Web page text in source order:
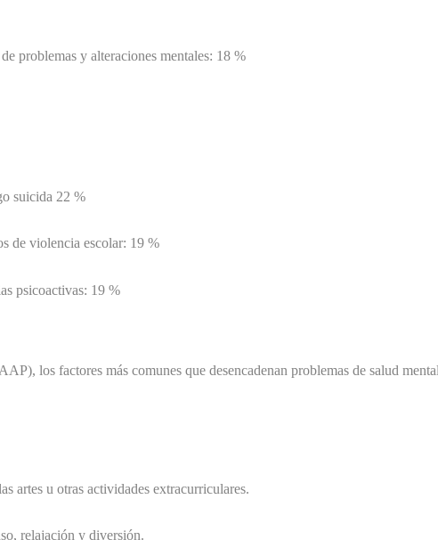
problemas y alteraciones mentales: 18 %
suicida 22 %
de violencia escolar: 19 %
psicoactivas: 19 %
los factores más comunes que desencadenan problemas de salud
artes u otras actividades extracurriculares.
relajación y diversión.